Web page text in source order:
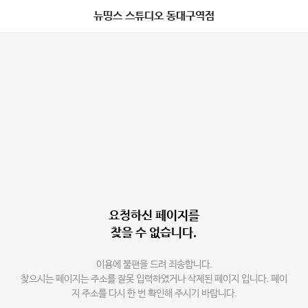
뉴띵스 스튜디오 동대구역점
요청하신 페이지를
찾을 수 없습니다.
이용에 불편을 드려 죄송합니다.
찾으시는 페이지는 주소를 잘못 입력하였거나 삭제된 페이지 입니다. 페이
지 주소를 다시 한 번 확인해 주시기 바랍니다.